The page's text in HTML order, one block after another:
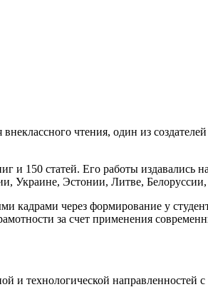
чтения, один из
и 150 статей. Его работы издавались
Украине, Эстонии, Литве, Белоруссии,
кадрами через формирование у
за счет применения
и технологической направленностей